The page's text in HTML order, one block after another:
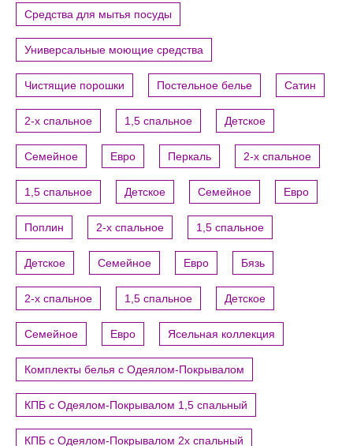
Средства для мытья посуды
Универсальные моющие средства
Чистящие порошки Постельное белье Сатин
2-х спальное 1,5 спальное Детское
Семейное Евро Перкаль 2-х спальное
1,5 спальное Детское Семейное Евро
Поплин 2-х спальное 1,5 спальное
Детское Семейное Евро Бязь
2-х спальное 1,5 спальное Детское
Семейное Евро Ясельная коллекция
Комплекты белья с Одеялом-Покрывалом
КПБ с Одеялом-Покрывалом 1,5 спальный
КПБ с Одеялом-Покрывалом 2х спальный